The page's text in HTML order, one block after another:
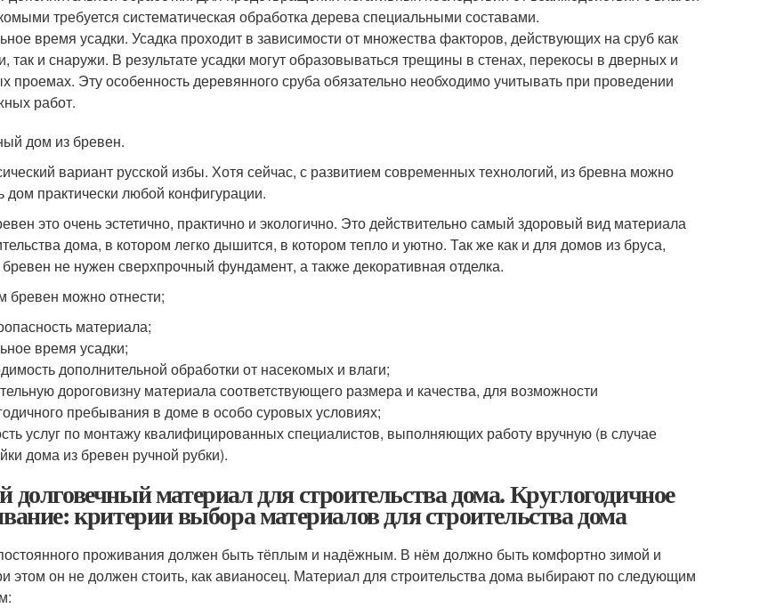
требуется систематическая обработка дерева специальными составами.
время усадки. Усадка проходит в зависимости от множества факторов, действующих на сруб как
так и снаружи. В результате усадки могут образовываться трещины в стенах, перекосы в дверных и
проемах. Эту особенность деревянного сруба обязательно необходимо учитывать при проведении
работ.
дом из бревен.
вариант русской избы. Хотя сейчас, с развитием современных технологий, из бревна можно
дом практически любой конфигурации.
это очень эстетично, практично и экологично. Это действительно самый здоровый вид материала
дома, в котором легко дышится, в котором тепло и уютно. Так же как и для домов из бруса,
не нужен сверхпрочный фундамент, а также декоративная отделка.
бревен можно отнести;
материала;
время усадки;
дополнительной обработки от насекомых и влаги;
дороговизну материала соответствующего размера и качества, для возможности
пребывания в доме в особо суровых условиях;
услуг по монтажу квалифицированных специалистов, выполняющих работу вручную (в случае
дома из бревен ручной рубки).
материал для строительства дома. Круглогодичное
критерии выбора материалов для строительства дома
проживания должен быть тёплым и надёжным. В нём должно быть комфортно зимой и
этом он не должен стоить, как авианосец. Материал для строительства дома выбирают по следующим